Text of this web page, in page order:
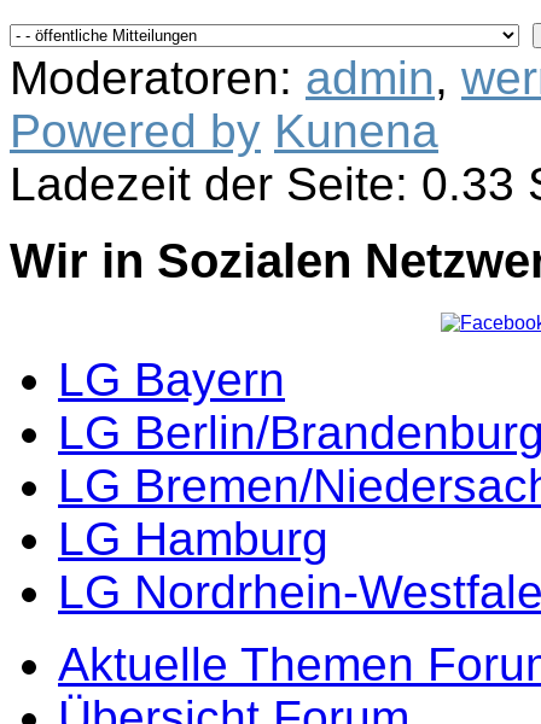
Moderatoren: admin,
Powered by Kunena
Ladezeit der Seite: 0.33
Wir in Sozialen
LG Bayern
LG Berlin/
LG Bremen/
LG Hamburg
LG Nordrhein-
Aktuelle Themen